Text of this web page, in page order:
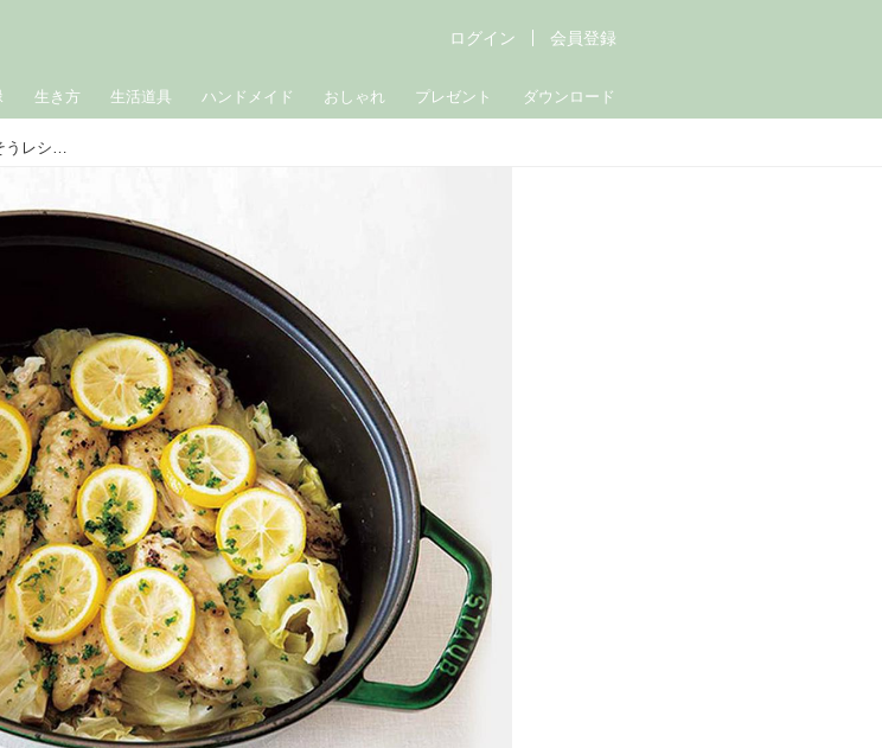
生き方 生活道具 ハンドメイド おしゃれ プレゼント ダウンロード
ログイン 会員登録
「キャベツ」のレシピ14選。プロが教える簡単ごちそうレシピ｜9月のおすすめ記事